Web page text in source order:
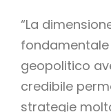
“La
geopolitico
credibile
strategie